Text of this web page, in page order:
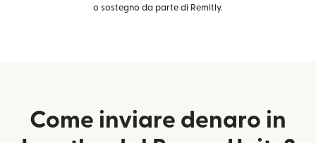
o sostegno da parte di Remitly.
Come inviare denaro in